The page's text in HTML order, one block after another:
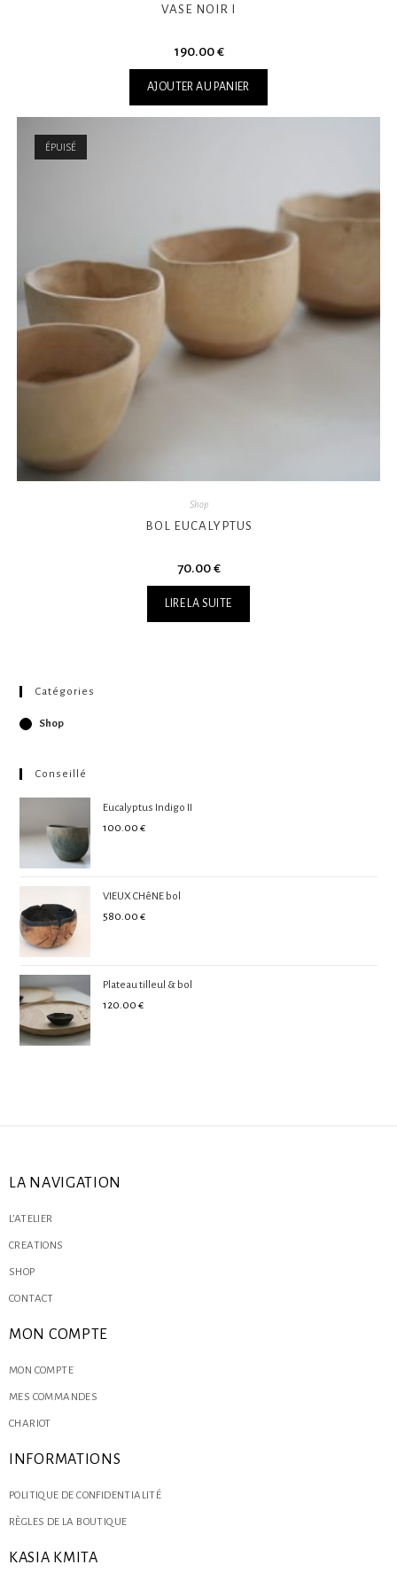
VASE NOIR I
190.00€
AJOUTER AU PANIER
ÉPUISÉ
Shop
BOL EUCALYPTUS
70.00€
LIRE LA SUITE
Catégories
Shop
Conseillé
Eucalyptus Indigo II
100.00€
VIEUX CHêNE bol
580.00€
Plateau tilleul & bol
120.00€
LA NAVIGATION
L’ATELIER
CREATIONS
SHOP
CONTACT
MON COMPTE
MON COMPTE
MES COMMANDES
CHARIOT
INFORMATIONS
POLITIQUE DE CONFIDENTIALITÉ
RÈGLES DE LA BOUTIQUE
KASIA KMITA